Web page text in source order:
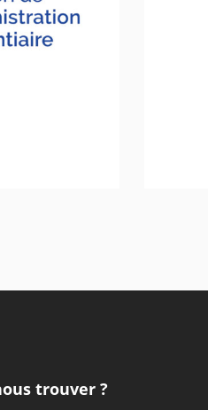
pénitentiaire
trouver ?